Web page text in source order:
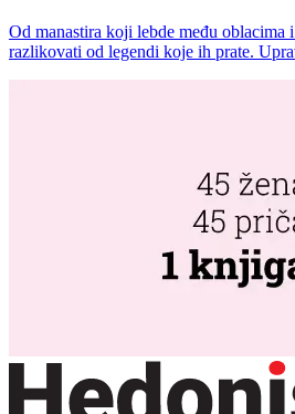
Od manastira koji lebde među
razlikovati od legendi koje ih prate.